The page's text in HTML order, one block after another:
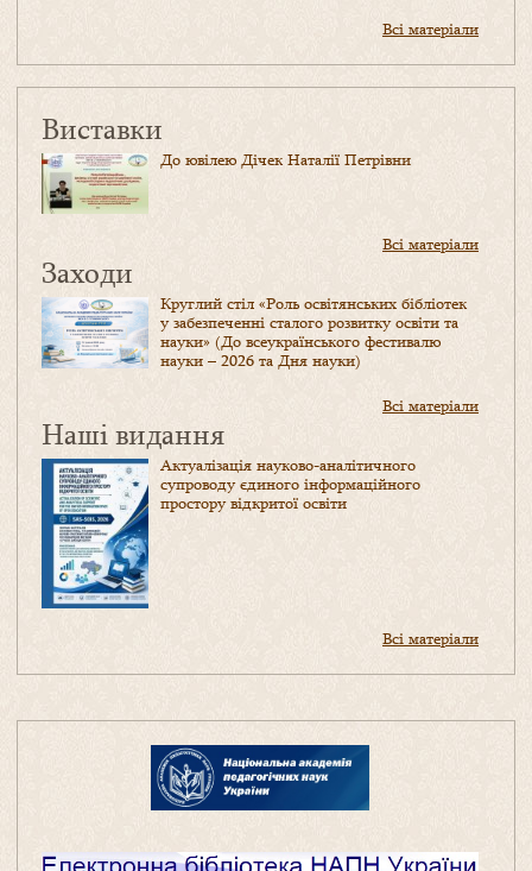
Всі матеріали
Виставки
До ювілею Дічек Наталії Петрівни
Всі матеріали
Заходи
Круглий стіл «Роль освітянських бібліотек
у забезпеченні сталого розвитку освіти та
науки» (До всеукраїнського фестивалю
науки – 2026 та Дня науки)
Всі матеріали
Наші видання
Актуалізація науково-аналітичного
супроводу єдиного інформаційного
простору відкритої освіти
Всі матеріали